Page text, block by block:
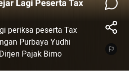
Lagi Peserta Tax
periksa peserta Tax
Purbaya Yudhi
Pajak Bimo